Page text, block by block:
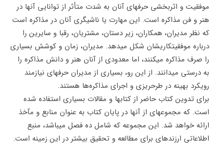
موفقیت و اثربخشی حرفه­ای آنان به شدت متأثر از توانایی آن­ها در
هنر و فن مذاکره است. این مهارت یا ناشی­گری آنان در مذاکره است
که نظر مدیران، همکاران، زیر دستان، مشتریان، رقبا و سایرین را
درباره موفقیت­کاری­شان شکل می­دهد. مدیران، زمان و کوشش بسیاری
را صرف مذاکره می­کنند، اما معدودی از آنان هنر و دانش مذاکره را
به درستی می­دانند. از این رو، بسیاری از مدیران حرفه­ای نیازمند
رویکرد بهینه در طرح­ریزی و اجرای مذاکره‌ها هستند.
برای تدوین کتاب حاضر از کتاب­ها و مقالات بسیاری استفاده شده
است. که مجموعه­ای از آن­ها در پایان کتاب به عنوان منابع و مآخذ
ارائه خواهد شد. این مجموعه که شامل ده فصل می­باشد، منبع
اطلاعاتی ارزنده­ای برای مطالعه و تحقیق بیشتر در این زمینه است.